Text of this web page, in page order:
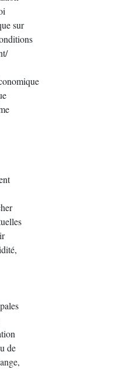
sur
de